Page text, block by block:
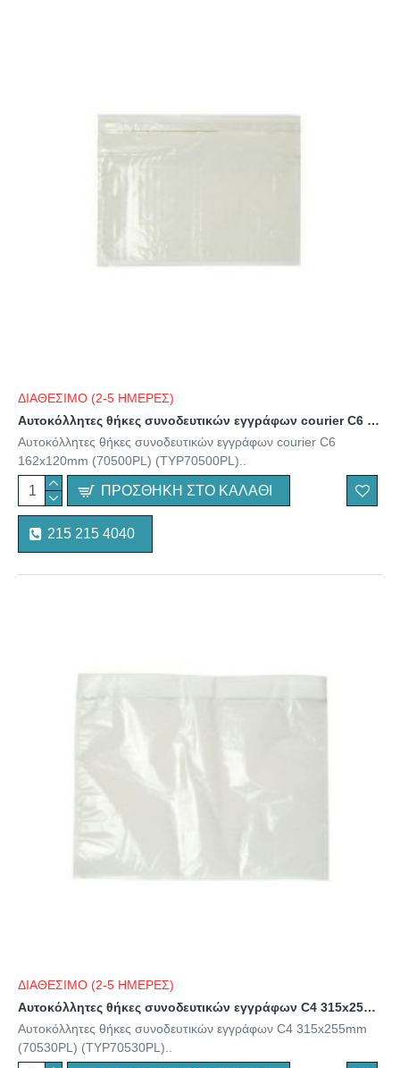
ΔΙΑΘΕΣΙΜΟ (2-5 ΗΜΕΡΕΣ)
Αυτοκόλλητες θήκες συνοδευτικών εγγράφων courier C6 162x120mm (70500PL) (TYP70500PL)
Αυτοκόλλητες θήκες συνοδευτικών εγγράφων courier C6
162x120mm (70500PL) (TYP70500PL)..
ΠΡΟΣΘΉΚΗ ΣΤΟ ΚΑΛΆΘΙ
215 215 4040
ΔΙΑΘΕΣΙΜΟ (2-5 ΗΜΕΡΕΣ)
Αυτοκόλλητες θήκες συνοδευτικών εγγράφων C4 315x255mm (70530PL) (TYP70530PL)
Αυτοκόλλητες θήκες συνοδευτικών εγγράφων C4 315x255mm
(70530PL) (TYP70530PL)..